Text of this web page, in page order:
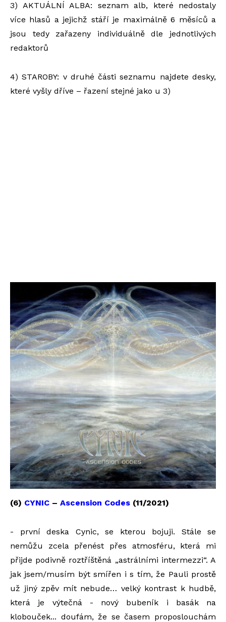
3) AKTUÁLNÍ ALBA: seznam alb, které nedostaly
více hlasů a jejichž stáří je maximálně 6 měsíců a
jsou tedy zařazeny individuálně dle jednotlivých
redaktorů
4) STAROBY: v druhé části seznamu najdete desky,
které vyšly dříve – řazení stejné jako u 3)
(6) CYNIC – Ascension Codes (11/2021)
- první deska Cynic, se kterou bojuji. Stále se
nemůžu zcela přenést přes atmosféru, která mi
přijde podivně roztříštěná „astrálními intermezzi“. A
jak jsem/musím být smířen i s tím, že Pauli prostě
už jiný zpěv mít nebude… velký kontrast k hudbě,
která je výtečná - nový bubeník i basák na
klobouček... doufám, že se časem proposlouchám